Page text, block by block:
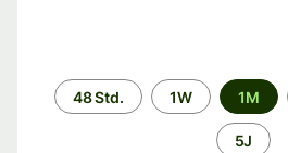
Zeitraum
48 Std. 1W 1M
5J